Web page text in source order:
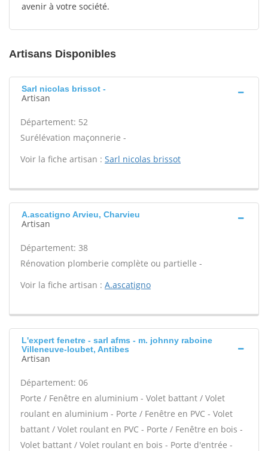
avenir à votre société.
Artisans Disponibles
Sarl nicolas brissot -
Artisan
Département: 52
Surélévation maçonnerie -
Voir la fiche artisan : Sarl nicolas brissot
A.ascatigno Arvieu, Charvieu
Artisan
Département: 38
Rénovation plomberie complète ou partielle -
Voir la fiche artisan : A.ascatigno
L'expert fenetre - sarl afms - m. johnny raboine
Villeneuve-loubet, Antibes
Artisan
Département: 06
Porte / Fenêtre en aluminium - Volet battant / Volet
roulant en aluminium - Porte / Fenêtre en PVC - Volet
battant / Volet roulant en PVC - Porte / Fenêtre en bois -
Volet battant / Volet roulant en bois - Porte d'entrée -